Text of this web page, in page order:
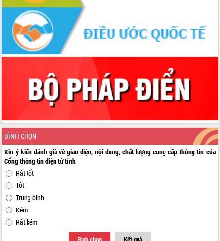
BÌNH CHỌN
Xin ý kiến đánh giá về giao diện, nội dung, chất lượng cung cấp thông tin của
Cổng thông tin điện tử tỉnh
Rất tốt
Tốt
Trung bình
Kém
Rất kém
Bình chọn Kết quả